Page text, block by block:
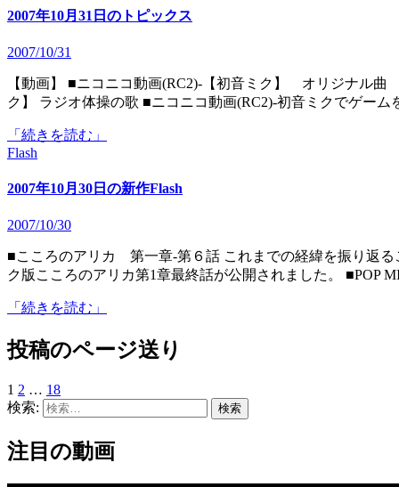
2007年10月31日のトピックス
2007/10/31
【動画】 ■ニコニコ動画(RC2)‐【初音ミク】 オリジナル曲 『近未来都市』 修正版 ■ニコニコ動画(RC2)‐【初音ミ
ク】 ラジオ体操の歌 ■ニコニコ動画(RC2)‐初音ミクでゲー
「続きを読む」
Flash
2007年10月30日の新作Flash
2007/10/30
■こころのアリカ 第一章-第６話 これまでの経緯を振り返ることで「チカラ」に対する心境の変化が描かれたリメイ
ク版こころのアリカ第1章最終話が公開されました。 ■POP
「続きを読む」
投稿のページ送り
1 2 … 18
検索:
注目の動画